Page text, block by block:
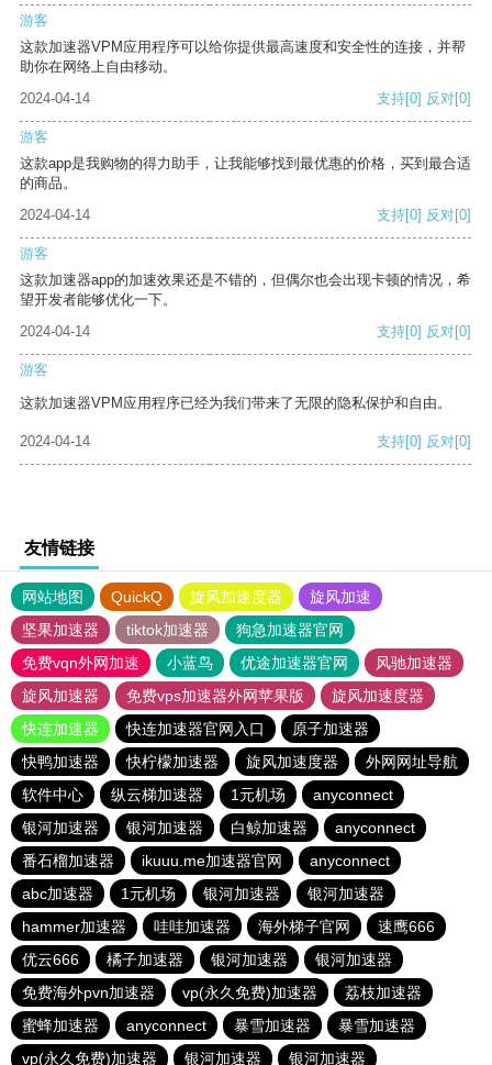
游客
这款加速器VPM应用程序可以给你提供最高速度和安全性的连接，并帮
助你在网络上自由移动。
2024-04-14
支持[0] 反对[0]
游客
这款app是我购物的得力助手，让我能够找到最优惠的价格，买到最合适
的商品。
2024-04-14
支持[0] 反对[0]
游客
这款加速器app的加速效果还是不错的，但偶尔也会出现卡顿的情况，希
望开发者能够优化一下。
2024-04-14
支持[0] 反对[0]
游客
这款加速器VPM应用程序已经为我们带来了无限的隐私保护和自由。
2024-04-14 支持[0] 反对[0]
友情链接
网站地图 QuickQ 旋风加速度器
旋风加速
坚果加速器
tiktok加速器
狗急加速器官网
免费vqn外网加速
小蓝鸟 优途加速器官网
风驰加速器
旋风加速器
免费vps加速器外网苹果版
旋风加速度器
快连加速器
快连加速器官网入口
原子加速器
快鸭加速器
快柠檬加速器 旋风加速度器
外网网址导航
软件中心
纵云梯加速器 1元机场
anyconnect
银河加速器
银河加速器 白鲸加速器
anyconnect
番石榴加速器
ikuuu.me加速器官网
anyconnect
abc加速器
1元机场 银河加速器
银河加速器
hammer加速器
哇哇加速器 海外梯子官网
速鹰666
优云666
橘子加速器 银河加速器
银河加速器
免费海外pvn加速器
vp(永久免费)加速器
荔枝加速器
蜜蜂加速器
anyconnect 暴雪加速器
暴雪加速器
vp(永久免费)加速器
银河加速器 银河加速器